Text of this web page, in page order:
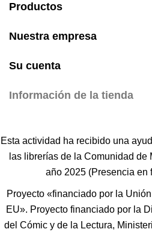
Productos
Nuestra empresa
Su cuenta
Información de la tienda
Esta actividad ha recibido una
las librerías de la Comunidad de
año 2025 (Presencia en
Proyecto «financiado por la
EU». Proyecto financiado por la
del Cómic y de la Lectura,